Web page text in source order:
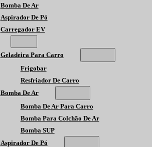
Bomba De Ar
Aspirador De Pó
Carregador EV
Geladeira Para Carro
Frigobar
Resfriador De Carro
Bomba De Ar
Bomba De Ar Para Carro
Bomba Para Colchão De Ar
Bomba SUP
Aspirador De Pó